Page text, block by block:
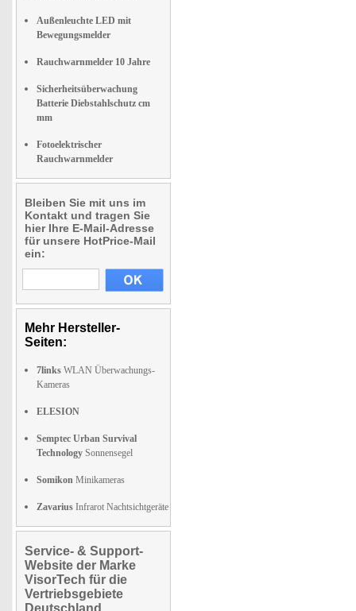
Außenleuchte LED mit
Bewegungsmelder
Rauchwarnmelder 10 Jahre
Sicherheitsüberwachung
Batterie Diebstahlschutz cm
mm
Fotoelektrischer
Rauchwarnmelder
Bleiben Sie mit uns im
Kontakt und tragen Sie
hier Ihre E-Mail-Adresse
für unsere HotPrice-Mail
ein:
Mehr Hersteller-
Seiten:
7links WLAN Überwachungs-
Kameras
ELESION
Semptec Urban Survival
Technology Sonnensegel
Somikon Minikameras
Zavarius Infrarot Nachtsichtgeräte
Service- & Support-
Website der Marke
VisorTech für die
Vertriebsgebiete
Deutschland,